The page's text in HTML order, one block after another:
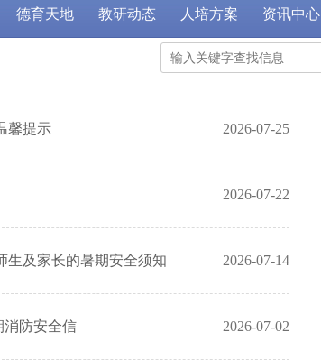
德育天地 教研动态 人培方案 资讯中心
馨提示 2026-07-25
2026-07-22
及家长的暑期安全须知 2026-07-14
消防安全信 2026-07-02